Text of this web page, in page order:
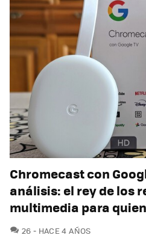
Chromecast con
análisis: el rey de los
multimedia para
26 COMENTARIOS
HACE 4 AÑOS